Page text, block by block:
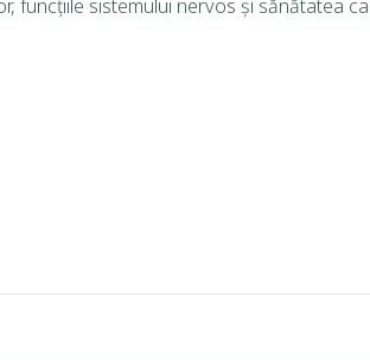
funcțiile sistemului nervos și sănătatea